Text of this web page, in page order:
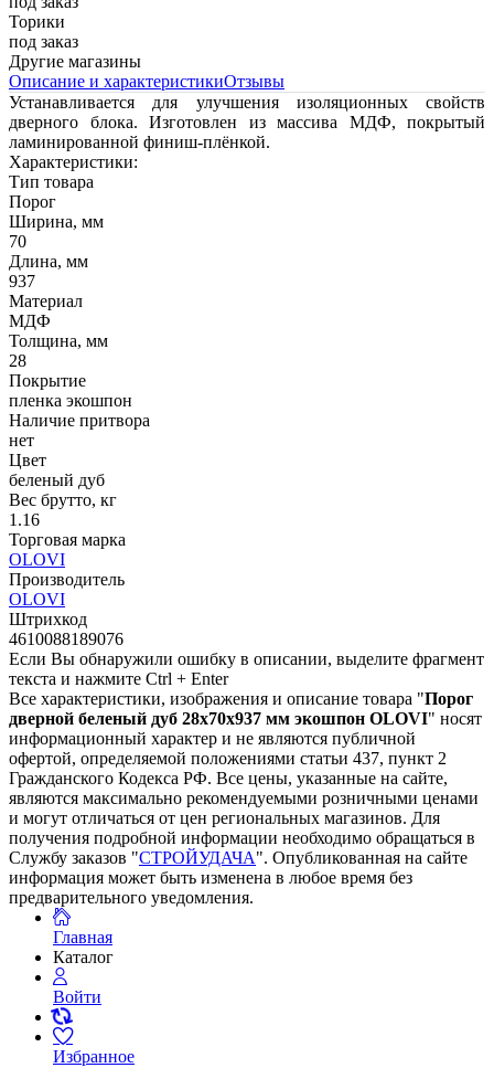
Торики
под заказ
Другие магазины
Описание и характеристикиОтзывы
Устанавливается для улучшения изоляционных свойств
дверного блока. Изготовлен из массива МДФ, покрытый
ламинированной финиш-плёнкой.
Характеристики:
Тип товара
Порог
Ширина, мм
70
Длина, мм
937
Материал
МДФ
Толщина, мм
28
Покрытие
пленка экошпон
Наличие притвора
нет
Цвет
беленый дуб
Вес брутто, кг
1.16
Торговая марка
OLOVI
Производитель
OLOVI
Штрихкод
4610088189076
Если Вы обнаружили ошибку в описании, выделите фрагмент
текста и нажмите Ctrl + Enter
Все характеристики, изображения и описание товара "Порог
дверной беленый дуб 28х70х937 мм экошпон OLOVI" носят
информационный характер и не являются публичной
офертой, определяемой положениями статьи 437, пункт 2
Гражданского Кодекса РФ. Все цены, указанные на сайте,
являются максимально рекомендуемыми розничными ценами
и могут отличаться от цен региональных магазинов. Для
получения подробной информации необходимо обращаться в
Службу заказов "СТРОЙУДАЧА". Опубликованная на сайте
информация может быть изменена в любое время без
предварительного уведомления.
Главная
Каталог
Войти
Избранное